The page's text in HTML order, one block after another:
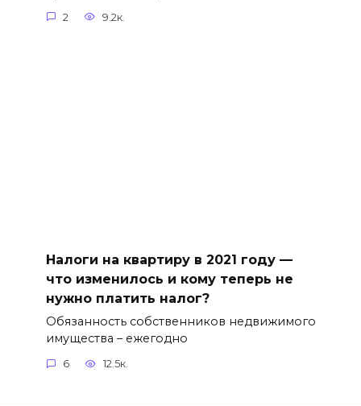
2 9.2к.
Налоги на квартиру в 2021 году —
что изменилось и кому теперь не
нужно платить налог?
Обязанность собственников недвижимого
имущества – ежегодно
6 12.5к.